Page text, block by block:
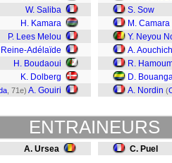
W. Saliba
H. Kamara
P. Lees Melou
Adélaïde
H. Boudaoui
K. Dolberg
, 71e) A. Gouiri
S. Sow
M. Camara
Y. Neyou
A.
R.
D.
A. Nordin (
ENTRAINEURS
A. Ursea C. Puel